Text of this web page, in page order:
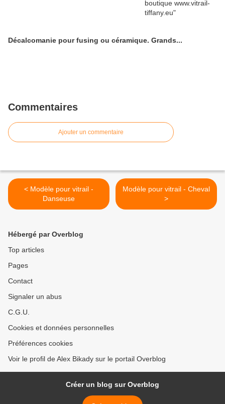
Décalcomanie pour fusing ou céramique. Grands...
Commentaires
Ajouter un commentaire
< Modèle pour vitrail -
Danseuse
Modèle pour vitrail - Cheval
>
Hébergé par Overblog
Top articles
Pages
Contact
Signaler un abus
C.G.U.
Cookies et données personnelles
Préférences cookies
Voir le profil de Alex Bikady sur le portail Overblog
Créer un blog sur Overblog